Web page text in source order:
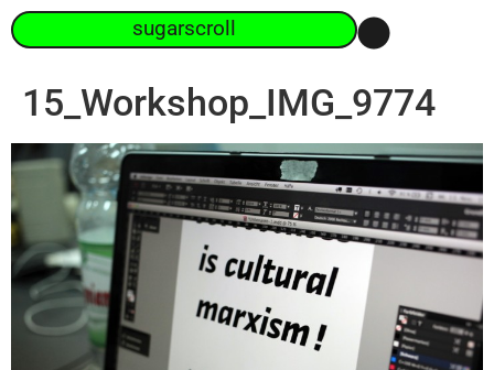
sugarscroll
15_Workshop_IMG_9774